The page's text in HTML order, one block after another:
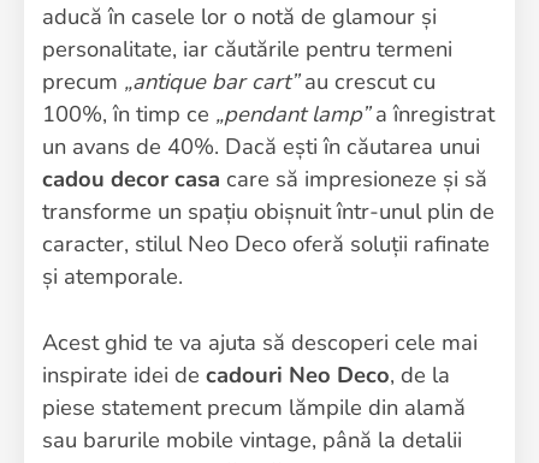
aducă în casele lor o notă de glamour și
personalitate, iar căutările pentru termeni
precum „antique bar cart”au crescut cu
100%, în timp ce „pendant lamp”a înregistrat
un avans de 40%. Dacă ești în căutarea unui
cadou decor casa care să impresioneze și să
transforme un spațiu obișnuit într-unul plin de
caracter, stilul Neo Deco oferă soluții rafinate
și atemporale.
Acest ghid te va ajuta să descoperi cele mai
inspirate idei de cadouri Neo Deco, de la
piese statement precum lămpile din alamă
sau barurile mobile vintage, până la detalii